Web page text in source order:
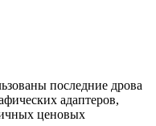
последние дрова
адаптеров,
ценовых